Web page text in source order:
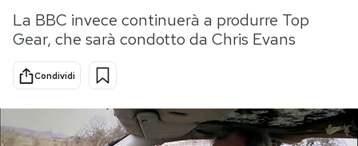
Sport
Mondiali calcio 2026
La BBC invece continuerà a produrre Top
Gear, che sarà condotto da Chris Evans
Condividi